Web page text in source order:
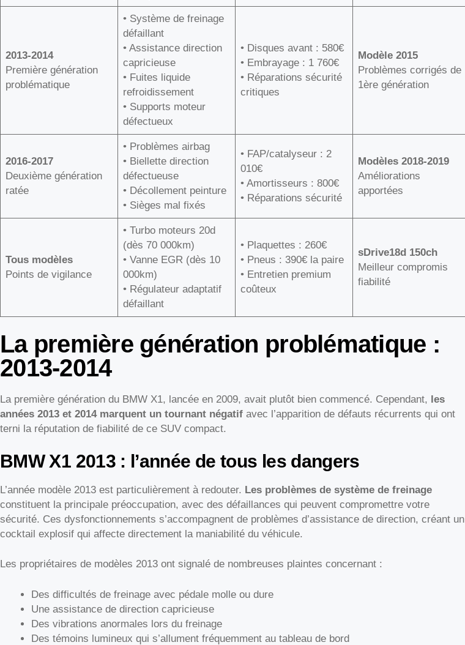
2013-2014
Première génération
problématique
• Système de freinage
défaillant
• Assistance direction
capricieuse
• Fuites liquide
refroidissement
• Supports moteur
défectueux
• Disques avant : 580€
• Embrayage : 1 760€
• Réparations sécurité
critiques
Modèle 2015
Problèmes corrigés de
1ère génération
2016-2017
Deuxième génération
ratée
• Problèmes airbag
• Biellette direction
défectueuse
• Décollement peinture
• Sièges mal fixés
• FAP/catalyseur : 2
010€
• Amortisseurs : 800€
• Réparations sécurité
Modèles 2018-2019
Améliorations
apportées
Tous modèles
Points de vigilance
• Turbo moteurs 20d
(dès 70 000km)
• Vanne EGR (dès 10
000km)
• Régulateur adaptatif
défaillant
• Plaquettes : 260€
• Pneus : 390€ la paire
• Entretien premium
coûteux
sDrive18d 150ch
Meilleur compromis
fiabilité
La première génération problématique :
2013-2014
La première génération du BMW X1, lancée en 2009, avait plutôt bien commencé. Cependant, les
années 2013 et 2014 marquent un tournant négatif avec l’apparition de défauts récurrents qui ont
terni la réputation de fiabilité de ce SUV compact.
BMW X1 2013 : l’année de tous les dangers
L’année modèle 2013 est particulièrement à redouter. Les problèmes de système de freinage
constituent la principale préoccupation, avec des défaillances qui peuvent compromettre votre
sécurité. Ces dysfonctionnements s’accompagnent de problèmes d’assistance de direction, créant un
cocktail explosif qui affecte directement la maniabilité du véhicule.
Les propriétaires de modèles 2013 ont signalé de nombreuses plaintes concernant :
Des difficultés de freinage avec pédale molle ou dure
Une assistance de direction capricieuse
Des vibrations anormales lors du freinage
Des témoins lumineux qui s’allument fréquemment au tableau de bord